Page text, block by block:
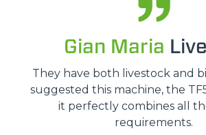
Gian Maria
They have both livestock and
suggested this machine, the
it perfectly combines all
requirements.